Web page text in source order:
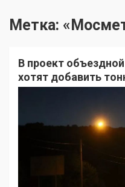
Метка:
В проект
хотят добавить